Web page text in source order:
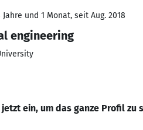
Jahre und 1 Monat, seit Aug. 2018
engineering
jetzt ein, um das ganze Profil zu